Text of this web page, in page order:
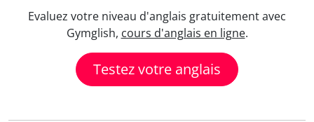
Evaluez votre niveau d'anglais gratuitement avec
Gymglish, cours d'anglais en ligne.
Testez votre anglais